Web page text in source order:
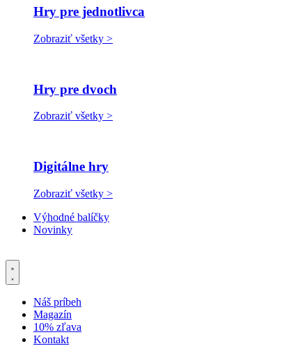
Hry pre jednotlivca
Zobraziť všetky >
Hry pre dvoch
Zobraziť všetky >
Digitálne hry
Zobraziť všetky >
Výhodné balíčky
Novinky
Náš príbeh
Magazín
10% zľava
Kontakt